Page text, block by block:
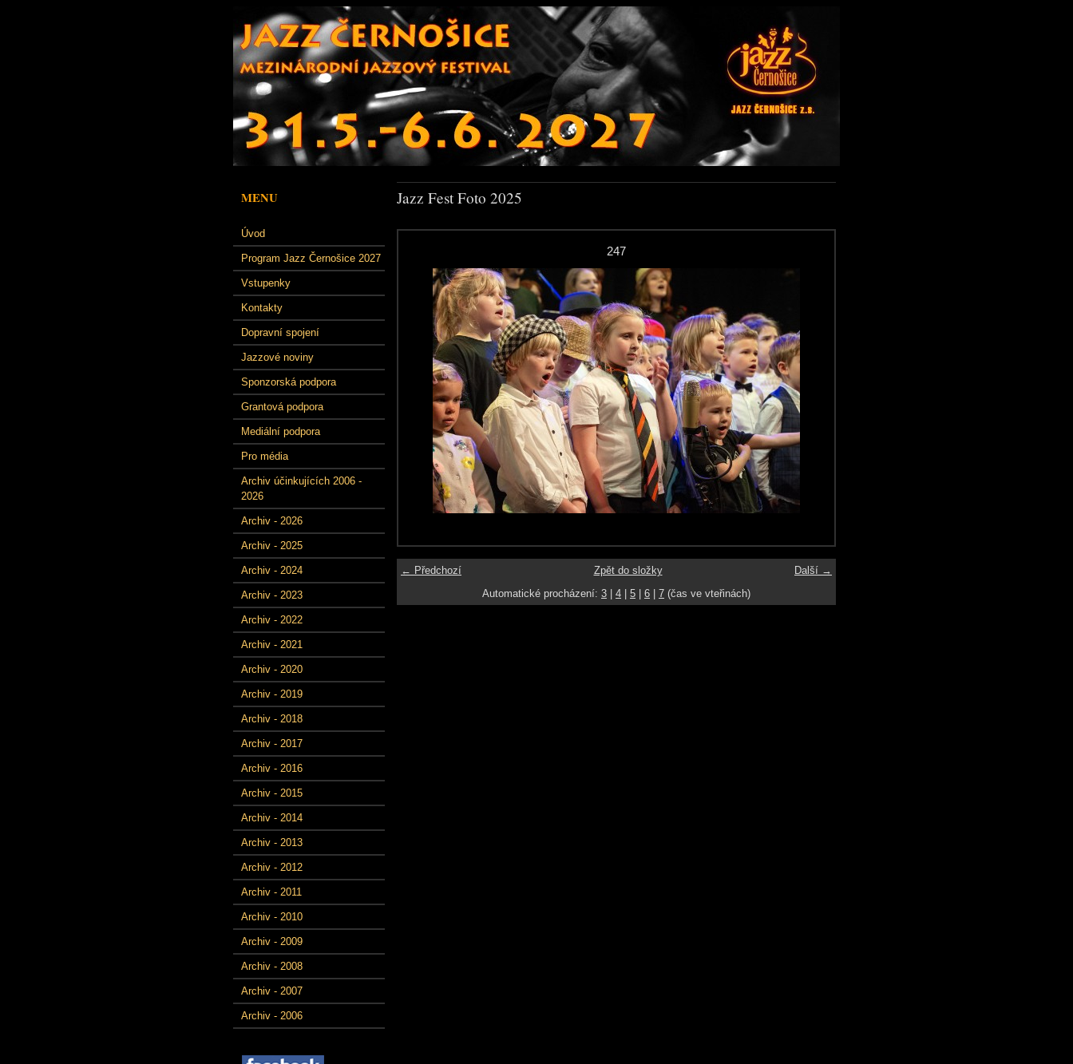
MENU
Úvod
Program Jazz Černošice 2027
Vstupenky
Kontakty
Dopravní spojení
Jazzové noviny
Sponzorská podpora
Grantová podpora
Mediální podpora
Pro média
Archiv účinkujících 2006 -
2026
Archiv - 2026
Archiv - 2025
Archiv - 2024
Archiv - 2023
Archiv - 2022
Archiv - 2021
Archiv - 2020
Archiv - 2019
Archiv - 2018
Archiv - 2017
Archiv - 2016
Archiv - 2015
Archiv - 2014
Archiv - 2013
Archiv - 2012
Archiv - 2011
Archiv - 2010
Archiv - 2009
Archiv - 2008
Archiv - 2007
Archiv - 2006
Jazz Fest Foto 2025
247
← Předchozí Další →
Zpět do složky
Automatické procházení: 3 4 5 6 7 (čas ve vteřinách)